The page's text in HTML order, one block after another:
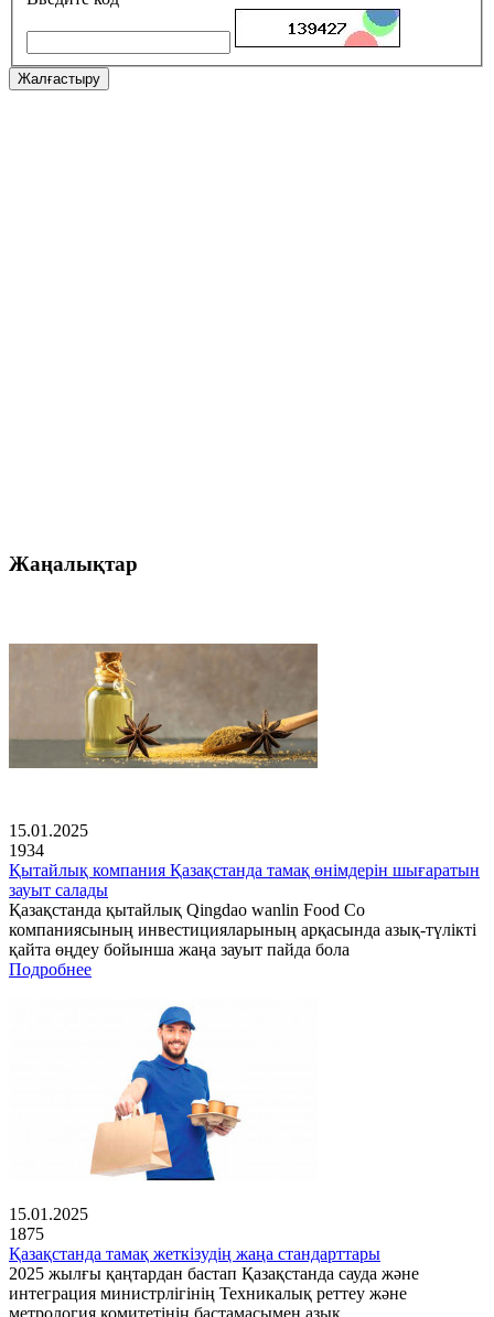
Жалғастыру
Жаңалықтар
15.01.2025
1934
Қытайлық компания Қазақстанда тамақ өнімдерін шығаратын
зауыт салады
Қазақстанда қытайлық Qingdao wanlin Food Co
компаниясының инвестицияларының арқасында азық-түлікті
қайта өңдеу бойынша жаңа зауыт пайда бола
Подробнее
15.01.2025
1875
Қазақстанда тамақ жеткізудің жаңа стандарттары
2025 жылғы қаңтардан бастап Қазақстанда сауда және
интеграция министрлігінің Техникалық реттеу және